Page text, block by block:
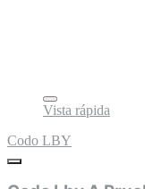
Vista rápida
Codo LBY